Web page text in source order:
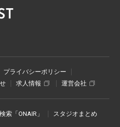
プライバシーポリシー
求人情報 運営会社
索「ONAIR」 スタジオまとめ